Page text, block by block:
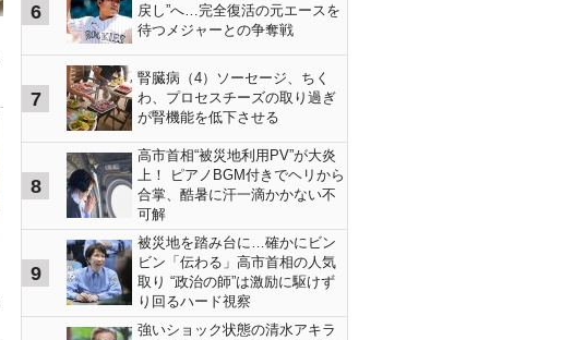
6
戻し”へ…完全復活の元エースを
待つメジャーとの争奪戦
7
腎臓病（4）ソーセージ、ちく
わ、プロセスチーズの取り過ぎ
が腎機能を低下させる
8
高市首相“被災地利用PV”が大炎
上！ ピアノBGM付きでヘリから
合掌、酷暑に汗一滴かかない不
可解
9
被災地を踏み台に…確かにビン
ビン「伝わる」高市首相の人気
取り “政治の師”は激励に駆けず
り回るハード視察
強いショック状態の清水アキラ